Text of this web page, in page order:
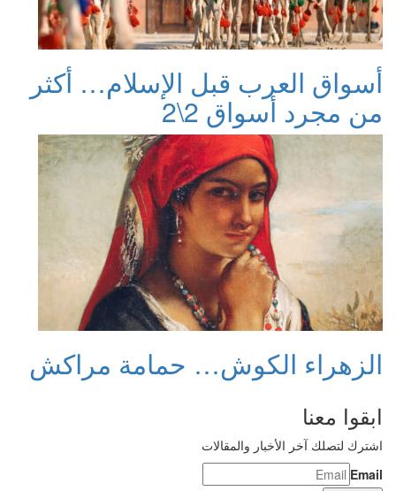
أسواق العرب قبل الإسلام… أكثر
من مجرد أسواق 2\2
الزهراء الكوش… حمامة مراكش
ابقوا معنا
اشترك لتصلك آخر الأخبار والمقالات
Email